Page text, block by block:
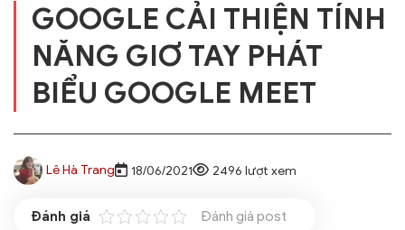
GOOGLE CẢI THIỆN TÍNH
NĂNG GIƠ TAY PHÁT
BIỂU GOOGLE MEET
Lê Hà Trang 18/06/2021 2496 lượt xem
Đánh giá post